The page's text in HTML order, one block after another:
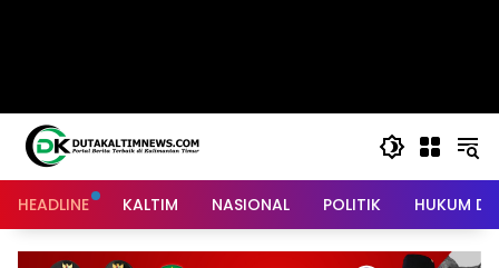
HEADLINE KALTIM NASIONAL POLITIK HUKUM